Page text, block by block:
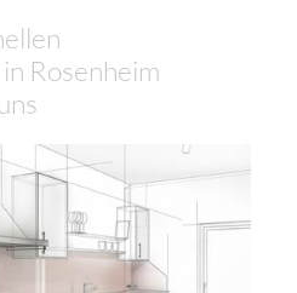
Rosenheim